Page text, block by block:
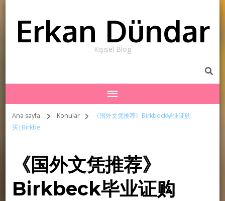
Erkan Dündar
Kişisel Blog
Ana sayfa Konular
《国外文凭推荐》Birkbeck毕业证购
买|Birkbe
《国外文凭推荐》
Birkbeck毕业证购